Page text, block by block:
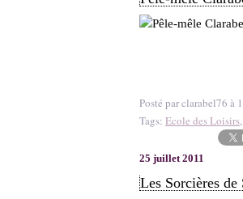
Posté par clarabel76 à
Tags: Ecole des Loisirs,
25 juillet 2011
Les Sorcières de